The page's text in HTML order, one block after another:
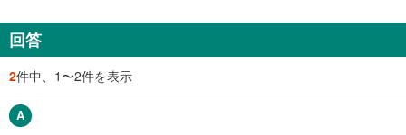
回答
2件中、1〜2件を表示